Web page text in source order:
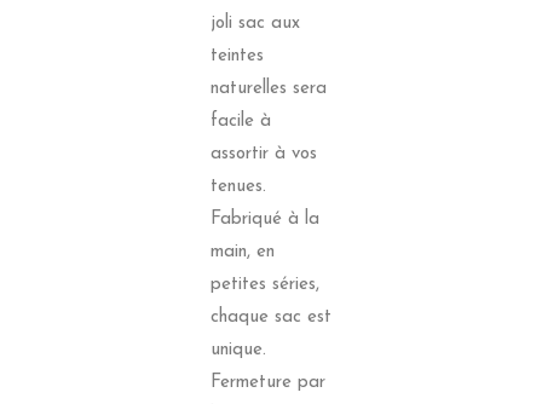
joli sac aux
teintes
naturelles sera
facile à
assortir à vos
tenues.
Fabriqué à la
main, en
petites séries,
chaque sac est
unique.
Fermeture par